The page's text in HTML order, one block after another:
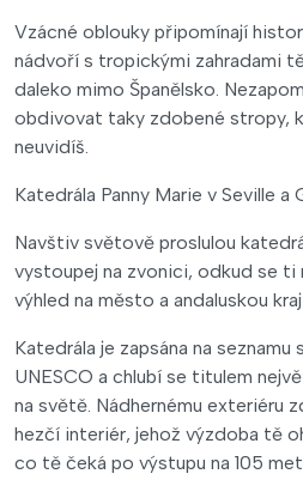
Vzácné oblouky připomínají
nádvoří s tropickými zahradami
daleko mimo Španělsko.
obdivovat taky zdobené stropy,
neuvidíš.
Katedrála Panny Marie v Seville a
Navštiv světově proslulou
vystoupej na zvonici, odkud se ti
výhled na město a andaluskou
Katedrála je zapsána na
UNESCO a chlubí se titulem
na světě. Nádhernému exteriéru
hezčí interiér, jehož výzdoba tě
co tě čeká po výstupu na 105